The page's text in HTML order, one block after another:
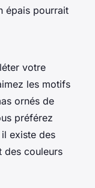
épais pourrait
votre
les motifs
ornés de
préférez
existe des
des couleurs